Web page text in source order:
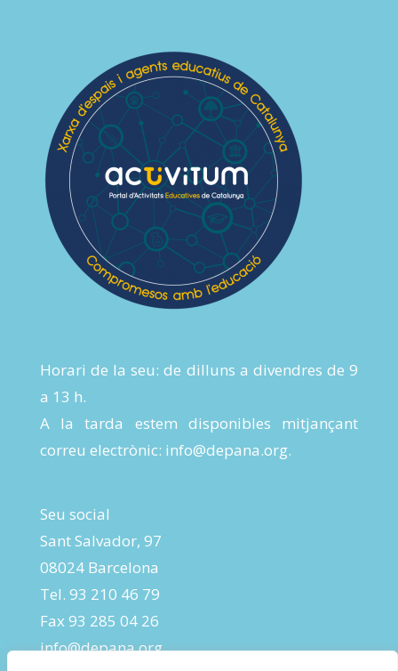
Horari de la seu: de dilluns a divendres de 9
a 13 h.
A la tarda estem disponibles mitjançant
correu electrònic: info@depana.org.
Seu social
Sant Salvador, 97
08024 Barcelona
Tel. 93 210 46 79
Fax 93 285 04 26
info@depana.org